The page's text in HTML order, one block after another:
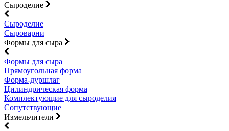
Сыроделие
Сыроделие
Сыроварни
Формы для сыра
Формы для сыра
Прямоугольная форма
Форма-дуршлаг
Цилиндрическая форма
Комплектующие для сыроделия
Сопутствующие
Измельчители